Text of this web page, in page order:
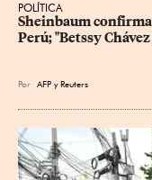
POLÍTICA
Sheinbaum
Perú; "Betssy
Por AFP yReuters